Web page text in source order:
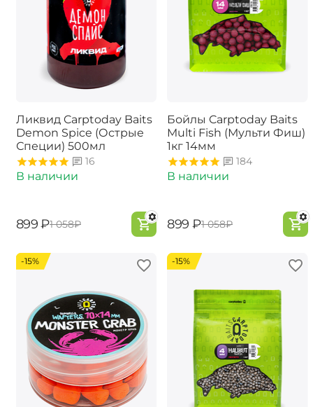
Ликвид Carptoday Baits
Demon Spice (Острые
Специи) 500мл
16
В наличии
‍899‍ ₽‍1 058‍₽
Бойлы Carptoday Baits
Multi Fish (Мульти Фиш)
1кг 14мм
184
В наличии
‍899‍ ₽‍1 058‍₽
-15% -15%